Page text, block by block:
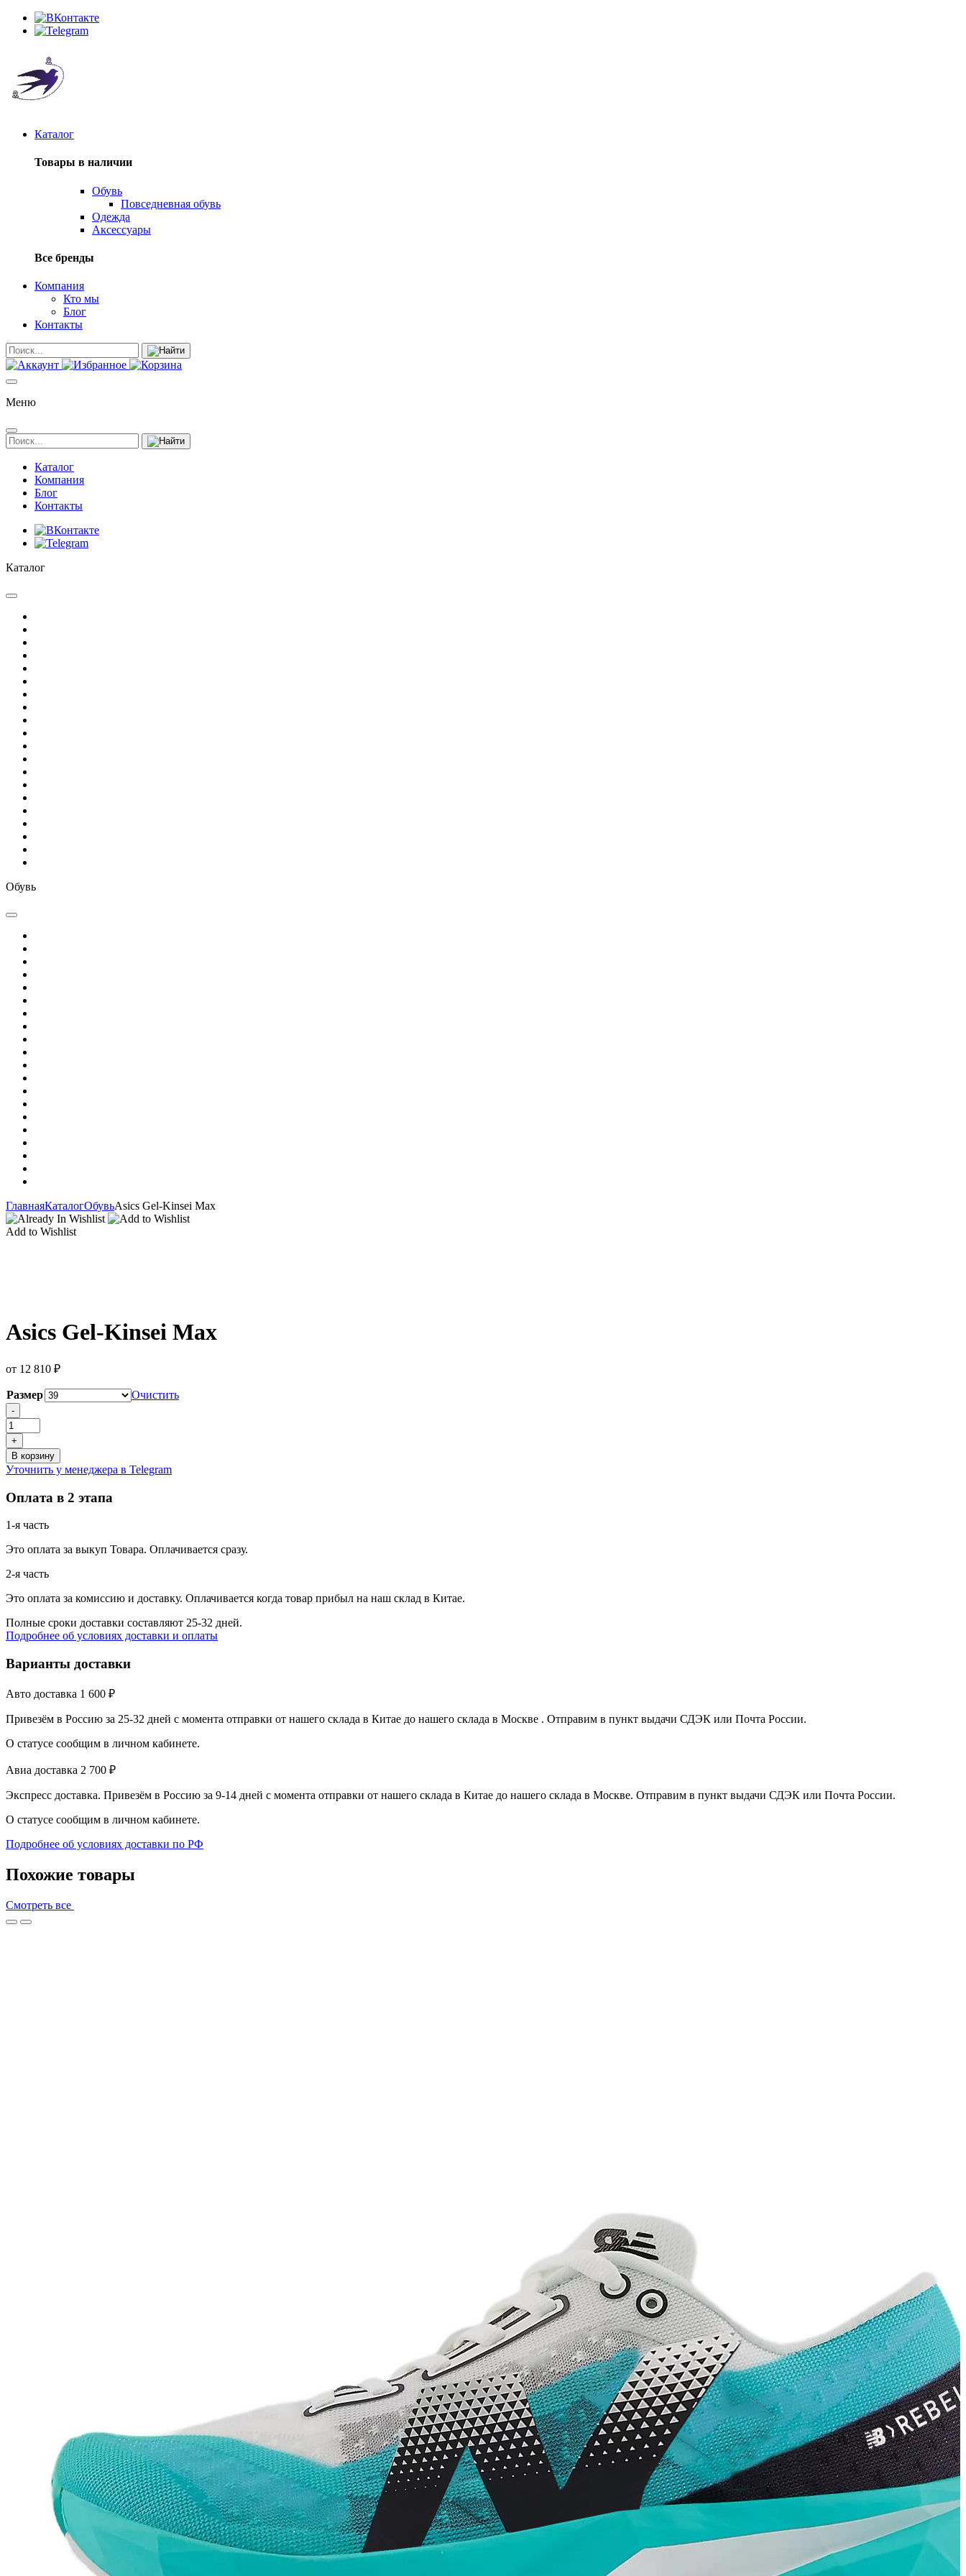
Каталог
Товары в наличии
Обувь
Повседневная обувь
Одежда
Аксессуары
Все бренды
Компания
Кто мы
Блог
Контакты
Меню
Каталог
Компания
Блог
Контакты
Каталог
Обувь
ГлавнаяКаталогОбувьAsics Gel-Kinsei Max
Add to Wishlist
Asics Gel-Kinsei Max
от 12 810 ₽
Размер
Очистить
Количество
товара
Asics
Gel-
Kinsei
Max
-
+
В корзину
Уточнить у менеджера в Telegram
Оплата в 2 этапа
1-я часть
Это оплата за выкуп Товара. Оплачивается сразу.
2-я часть
Это оплата за комиссию и доставку. Оплачивается когда товар прибыл на наш склад в Китае.
Полные сроки доставки составляют 25-32 дней.
Подробнее об условиях доставки и оплаты
Варианты доставки
Авто доставка 1 600 ₽
Привезём в Россию за 25-32 дней с момента отправки от нашего склада в Китае до нашего склада в Москве . Отправим в пункт выдачи СДЭК или Почта России.
О статусе сообщим в личном кабинете.
Авиа доставка 2 700 ₽
Экспресс доставка. Привезём в Россию за 9-14 дней с момента отправки от нашего склада в Китае до нашего склада в Москве. Отправим в пункт выдачи СДЭК или Почта России.
О статусе сообщим в личном кабинете.
Подробнее об условиях доставки по РФ
Похожие товары
Смотреть все